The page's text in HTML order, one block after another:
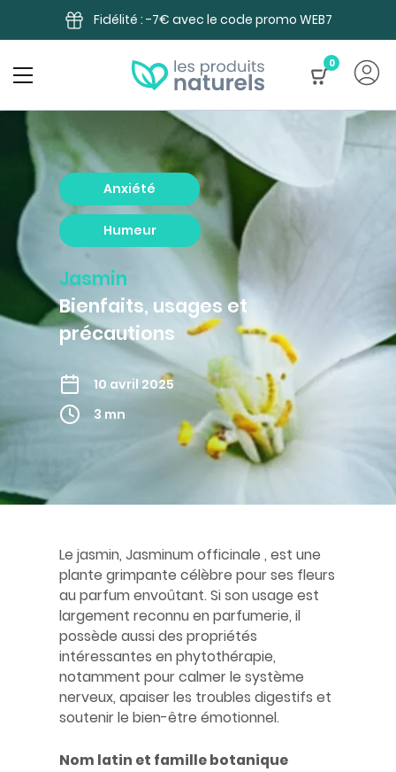
Fidélité : -7€ avec le code promo WEB7
0
Anxiété
Humeur
Jasmin
Bienfaits, usages et
précautions
10 avril 2025
3 mn
Le jasmin, Jasminum officinale , est une
plante grimpante célèbre pour ses fleurs
au parfum envoûtant. Si son usage est
largement reconnu en parfumerie, il
possède aussi des propriétés
intéressantes en phytothérapie,
notamment pour calmer le système
nerveux, apaiser les troubles digestifs et
soutenir le bien-être émotionnel.
Nom latin et famille botanique
Panneau de gestion des cookies